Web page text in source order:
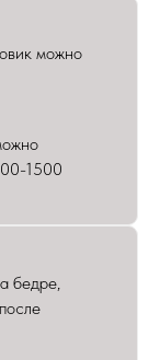
можно
1500
бедре,